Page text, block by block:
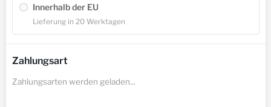
Innerhalb der EU
Lieferung in 20 Werktagen
Zahlungsart
Zahlungsarten werden geladen...